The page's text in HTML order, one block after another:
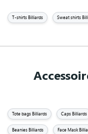
T-shirts Billiards Sweat shirts
Tote bags Billiards Caps Billiards
Beanies Billiards Face Mask